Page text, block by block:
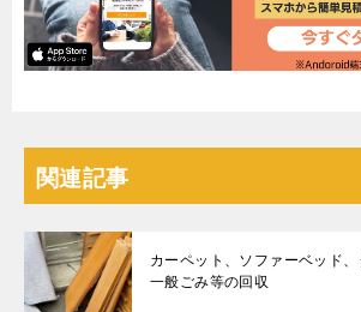
関連記事
カーペット、ソファーベッド、
一般ごみ等の回収